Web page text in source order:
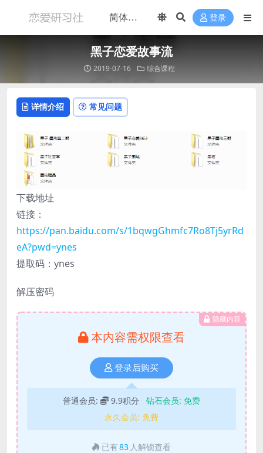
登录
黑子恋爱故事流
2019-07-16 综合课程
详情介绍 常见问题
下载地址
链接：
https://pan.baidu.com/s/1bqwgGhmfc7Ro8Tj5yrRd
eA?pwd=ynes
提取码：ynes
解压密码
隐藏内容
本内容需权限查看
登录后购买
普通会员: 9.9积分 钻石会员: 免费
永久会员: 免费
已有83 人解锁查看